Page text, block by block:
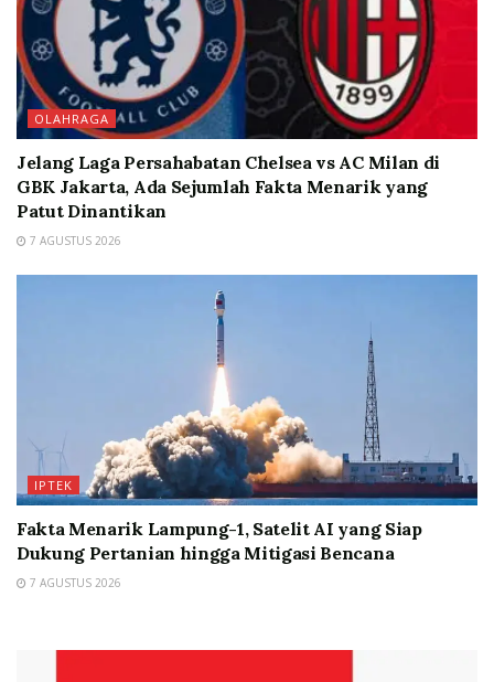
OLAHRAGA
Jelang Laga Persahabatan Chelsea vs AC Milan di
GBK Jakarta, Ada Sejumlah Fakta Menarik yang
Patut Dinantikan
7 AGUSTUS 2026
IPTEK
Fakta Menarik Lampung-1, Satelit AI yang Siap
Dukung Pertanian hingga Mitigasi Bencana
7 AGUSTUS 2026